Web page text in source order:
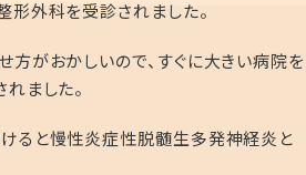
外科を受診されました。
がおかしいので、すぐに大きい病院を
ました。
ると慢性炎症性脱髄生多発神経炎と